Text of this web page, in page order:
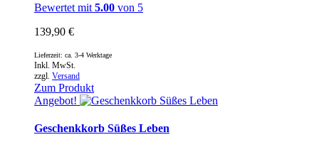
Bewertet mit 5.00 von 5
139,90 €
Inkl. MwSt.
zzgl. Versand
Lieferzeit: ca. 3-4 Werktage
Zum Produkt
Angebot!
Geschenkkorb Süßes Leben